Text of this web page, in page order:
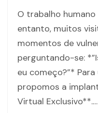
O trabalho
entanto, muitos
momentos de
perguntando-se:
eu começo?”*
propomos a
Virtual Exclusivo**.…